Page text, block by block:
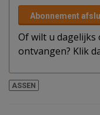
Abonnement
Of wilt u
ontvangen? Klik
ASSEN